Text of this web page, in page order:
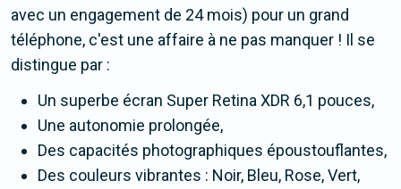
avec un engagement de 24 mois) pour un grand
téléphone, c'est une affaire à ne pas manquer ! Il se
distingue par :
Un superbe écran Super Retina XDR 6,1 pouces,
Une autonomie prolongée,
Des capacités photographiques époustouflantes,
Des couleurs vibrantes : Noir, Bleu, Rose, Vert,